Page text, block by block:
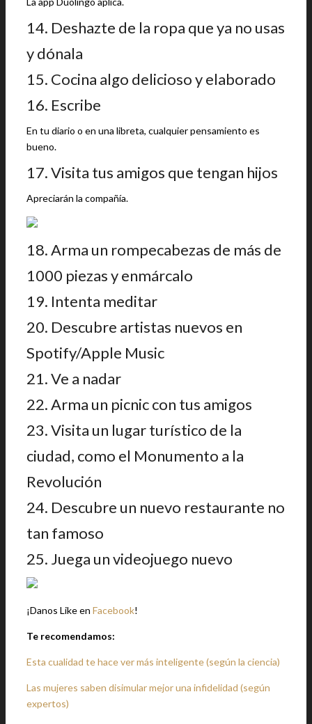
14. Deshazte de la ropa que ya no usas
y dónala
15. Cocina algo delicioso y elaborado
16. Escribe
En tu diario o en una libreta, cualquier pensamiento es
bueno.
17. Visita tus amigos que tengan hijos
Apreciarán la compañía.
18. Arma un rompecabezas de más de
1000 piezas y enmárcalo
19. Intenta meditar
20. Descubre artistas nuevos en
Spotify/Apple Music
21. Ve a nadar
22. Arma un picnic con tus amigos
23. Visita un lugar turístico de la
ciudad, como el Monumento a la
Revolución
24. Descubre un nuevo restaurante no
tan famoso
25. Juega un videojuego nuevo
¡Danos Like en Facebook!
Te recomendamos:
Esta cualidad te hace ver más inteligente (según la ciencia)
Las mujeres saben disimular mejor una infidelidad (según
expertos)